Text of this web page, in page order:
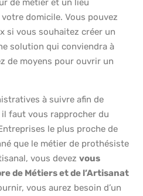
votre domicile. Vous pouvez
si vous souhaitez créer un
solution qui conviendra à
de moyens pour ouvrir un
à suivre afin de
faut vous rapprocher du
le plus proche de
que le métier de prothésiste
vous devez vous
de Métiers et de l’Artisanat
vous aurez besoin d’un